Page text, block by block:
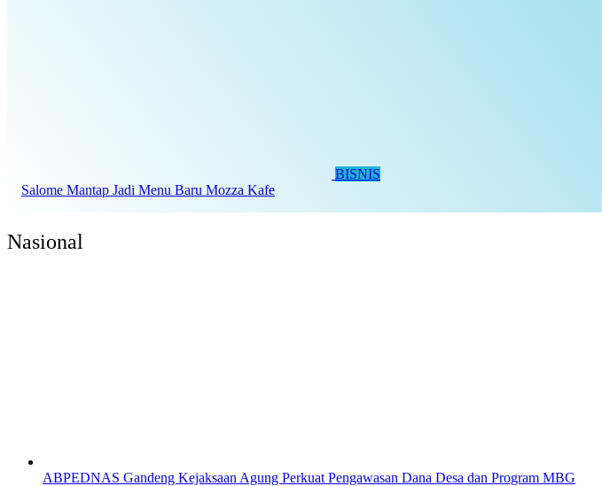
BISNIS
Salome Mantap Jadi Menu Baru Mozza Kafe
Nasional
ABPEDNAS Gandeng Kejaksaan Agung Perkuat Pengawasan Dana Desa dan Program MBG